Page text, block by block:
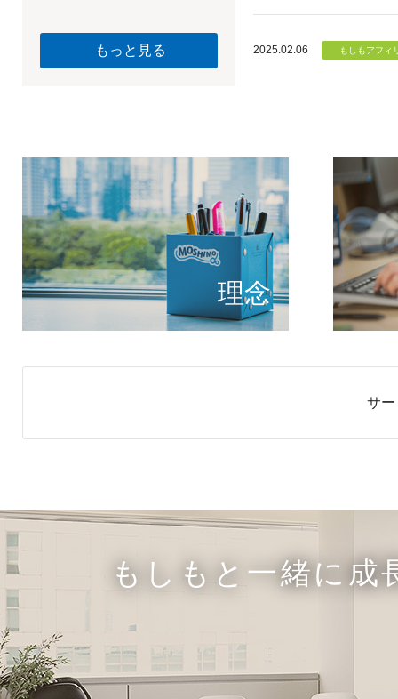
もっと見る 2025.02.06
理念
個のチ
もしもが描く未
サ
もしもと一緒に成